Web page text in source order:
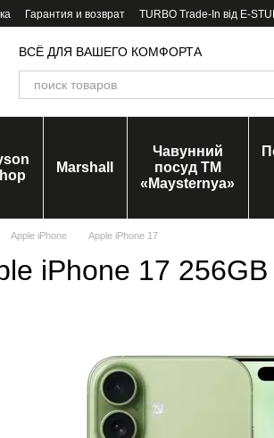
Гарантия и возврат TURBO Trade-In від E-
ВСЁ ДЛЯ ВАШЕГО КОМФОРТА
Marshall
Чавунний
посуд ТМ
«Maysternya»
Apple iPhone Apple iPhone 17
iPhone 17 256GB